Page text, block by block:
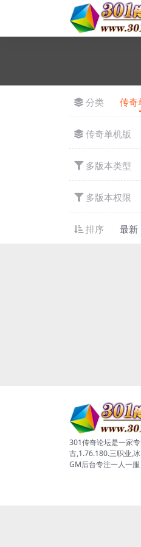
分类 传奇
传奇单机版
多版本类型
多版本权限
排序 最新
301传奇论坛是一家
古,1.76.180.三职业,
GM后台专注一人一服